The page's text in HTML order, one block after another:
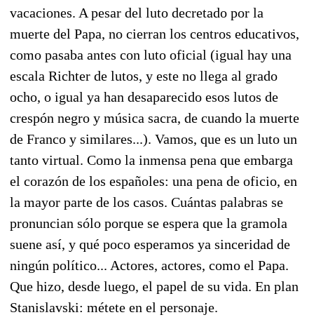
vacaciones. A pesar del luto decretado por la
muerte del Papa, no cierran los centros educativos,
como pasaba antes con luto oficial (igual hay una
escala Richter de lutos, y este no llega al grado
ocho, o igual ya han desaparecido esos lutos de
crespón negro y música sacra, de cuando la muerte
de Franco y similares...). Vamos, que es un luto un
tanto virtual. Como la inmensa pena que embarga
el corazón de los españoles: una pena de oficio, en
la mayor parte de los casos. Cuántas palabras se
pronuncian sólo porque se espera que la gramola
suene así, y qué poco esperamos ya sinceridad de
ningún político... Actores, actores, como el Papa.
Que hizo, desde luego, el papel de su vida. En plan
Stanislavski: métete en el personaje.